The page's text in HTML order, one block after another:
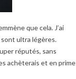
que cela. J’ai
sont ultra légères.
réputés, sans
achèterais et en prime